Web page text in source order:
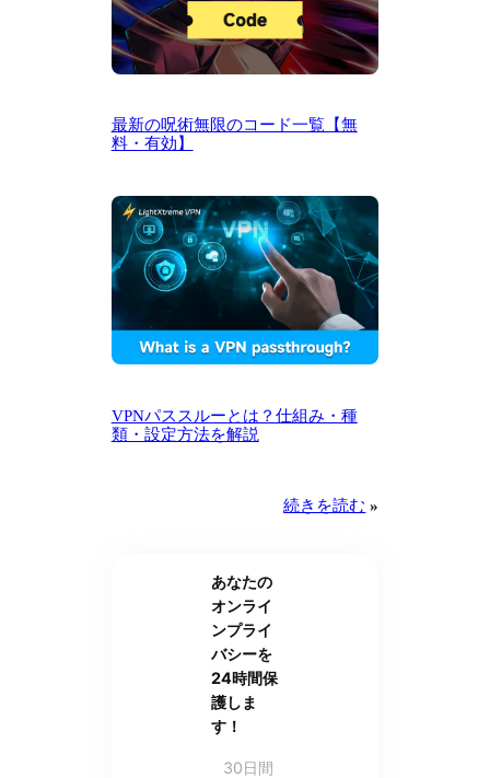
最新の呪術無限のコード一覧【無
料・有効】
VPNパススルーとは？仕組み・種
類・設定方法を解説
続きを読む »
あなたの
オンライ
ンプライ
バシーを
24時間保
護しま
す！
30日間